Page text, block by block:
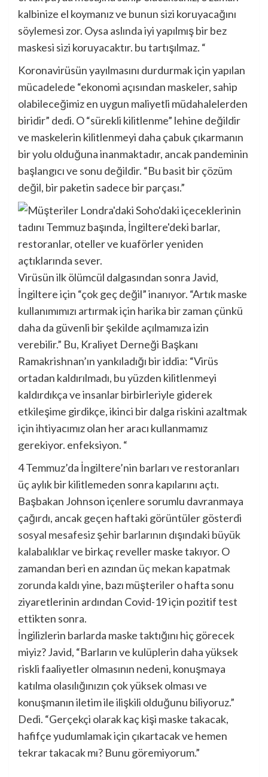
kalbinize el koymanız ve bunun sizi koruyacağını
söylemesi zor. Oysa aslında iyi yapılmış bir bez
maskesi sizi koruyacaktır. bu tartışılmaz. “
Koronavirüsün yayılmasını durdurmak için yapılan
mücadelede “ekonomi açısından maskeler, sahip
olabileceğimiz en uygun maliyetli müdahalelerden
biridir” dedi. O “sürekli kilitlenme” lehine değildir
ve maskelerin kilitlenmeyi daha çabuk çıkarmanın
bir yolu olduğuna inanmaktadır, ancak pandeminin
başlangıcı ve sonu değildir. “Bu basit bir çözüm
değil, bir paketin sadece bir parçası.”
Virüsün ilk ölümcül dalgasından sonra Javid,
İngiltere için “çok geç değil” inanıyor. “Artık maske
kullanımımızı artırmak için harika bir zaman çünkü
daha da güvenli bir şekilde açılmamıza izin
verebilir.” Bu, Kraliyet Derneği Başkanı
Ramakrishnan’ın yankıladığı bir iddia: “Virüs
ortadan kaldırılmadı, bu yüzden kilitlenmeyi
kaldırdıkça ve insanlar birbirleriyle giderek
etkileşime girdikçe, ikinci bir dalga riskini azaltmak
için ihtiyacımız olan her aracı kullanmamız
gerekiyor. enfeksiyon. “
4 Temmuz’da İngiltere’nin barları ve restoranları
üç aylık bir kilitlemeden sonra kapılarını açtı.
Başbakan Johnson içenlere sorumlu davranmaya
çağırdı, ancak geçen haftaki görüntüler gösterdi
sosyal mesafesiz şehir barlarının dışındaki büyük
kalabalıklarve birkaç reveller maske takıyor. O
zamandan beri en azından üç mekan kapatmak
zorunda kaldıyine, bazı müşteriler o hafta sonu
ziyaretlerinin ardından Covid-19 için pozitif test
ettikten sonra.
İngilizlerin barlarda maske taktığını hiç görecek
miyiz? Javid, “Barların ve kulüplerin daha yüksek
riskli faaliyetler olmasının nedeni, konuşmaya
katılma olasılığınızın çok yüksek olması ve
konuşmanın iletim ile ilişkili olduğunu biliyoruz.”
Dedi. “Gerçekçi olarak kaç kişi maske takacak,
hafifçe yudumlamak için çıkartacak ve hemen
tekrar takacak mı? Bunu göremiyorum.”